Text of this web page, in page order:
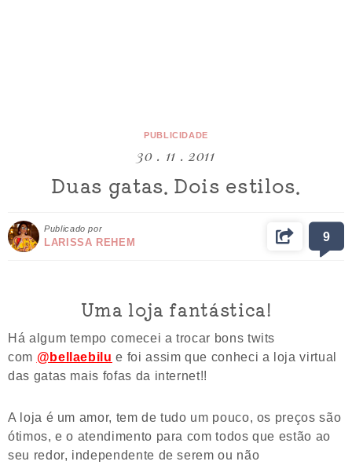
PUBLICIDADE
30 . 11 . 2011
Duas gatas. Dois estilos.
Publicado por
LARISSA REHEM 9
Uma loja fantástica!
Há algum tempo comecei a trocar bons twits
com @bellaebilu e foi assim que conheci a loja virtual
das gatas mais fofas da internet!!
A loja é um amor, tem de tudo um pouco, os preços são
ótimos, e o atendimento para com todos que estão ao
seu redor, independente de serem ou não